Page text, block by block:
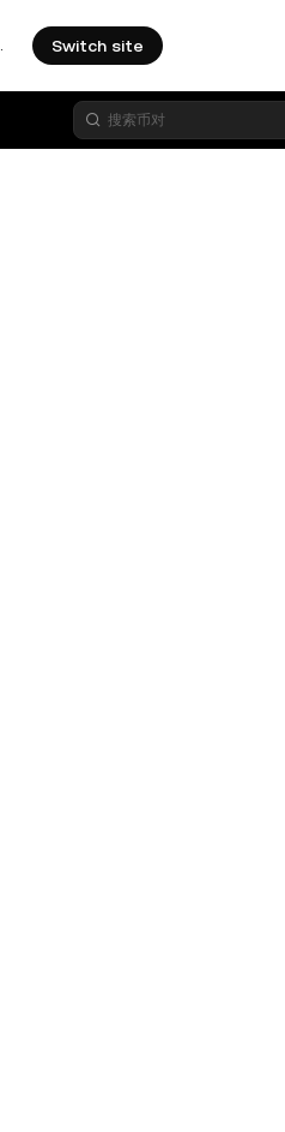
Switch site